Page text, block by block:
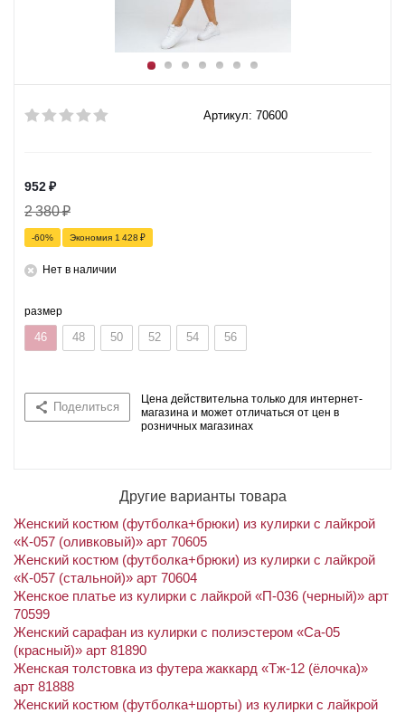
Артикул: 70600
952₽
2 380₽
-60% Экономия 1 428 ₽
Нет в наличии
размер
46 48 50 52 54 56
Поделиться
Цена действительна только для интернет-
магазина и может отличаться от цен в
розничных магазинах
Другие варианты товара
Женский костюм (футболка+брюки) из кулирки с лайкрой
«К-057 (оливковый)» арт 70605
Женский костюм (футболка+брюки) из кулирки с лайкрой
«К-057 (стальной)» арт 70604
Женское платье из кулирки с лайкрой «П-036 (черный)» арт
70599
Женский сарафан из кулирки с полиэстером «Са-05
(красный)» арт 81890
Женская толстовка из футера жаккард «Тж-12 (ёлочка)»
арт 81888
Женский костюм (футболка+шорты) из кулирки с лайкрой